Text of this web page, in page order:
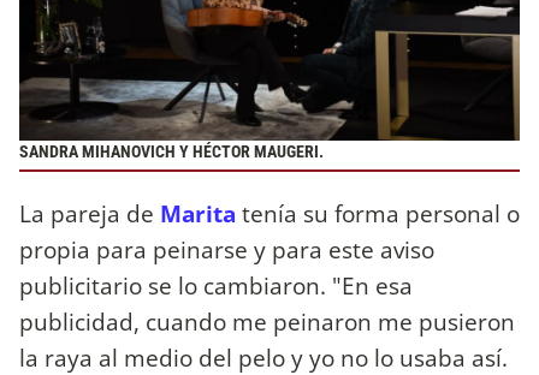
SANDRA MIHANOVICH Y HÉCTOR MAUGERI.
La pareja de Marita tenía su forma personal o
propia para peinarse y para este aviso
publicitario se lo cambiaron. "En esa
publicidad, cuando me peinaron me pusieron
la raya al medio del pelo y yo no lo usaba así.